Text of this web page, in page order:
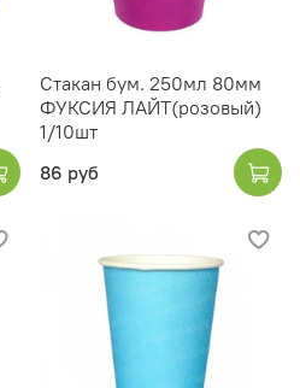
Стакан бум. 250мл 80мм
ФУКСИЯ ЛАЙТ(розовый)
1/10шт
86 руб